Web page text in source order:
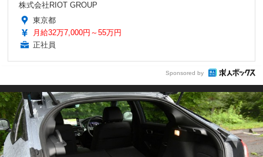
株式会社RIOT GROUP
東京都
月給32万7,000円～55万円
正社員
Sponsored by